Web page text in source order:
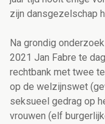
zijn dansgezelschap
Na grondig
2021 Jan Fabre te
rechtbank met twee
op de welzijnswet
seksueel gedrag op
vrouwen (elf